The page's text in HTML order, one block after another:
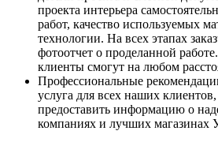
проекта интерьера
работ, качество используемых
технологии. На всех этапах
фотоотчет о проделанной
клиенты смогут на любом
Профессиональные
услуга для всех наших
предоставить информацию о
компаниях и лучших магазинах